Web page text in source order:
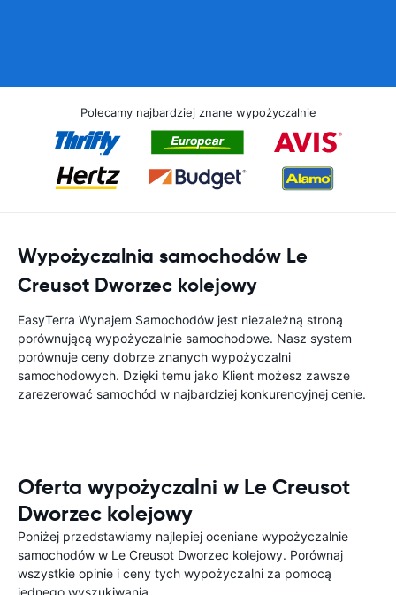
Polecamy najbardziej znane wypożyczalnie
Wypożyczalnia samochodów Le
Creusot Dworzec kolejowy
EasyTerra Wynajem Samochodów jest niezależną stroną
porównującą wypożyczalnie samochodowe. Nasz system
porównuje ceny dobrze znanych wypożyczalni
samochodowych. Dzięki temu jako Klient możesz zawsze
zarezerować samochód w najbardziej konkurencyjnej cenie.
Oferta wypożyczalni w Le Creusot
Dworzec kolejowy
Poniżej przedstawiamy najlepiej oceniane wypożyczalnie
samochodów w Le Creusot Dworzec kolejowy. Porównaj
wszystkie opinie i ceny tych wypożyczalni za pomocą
jednego wyszukiwania.